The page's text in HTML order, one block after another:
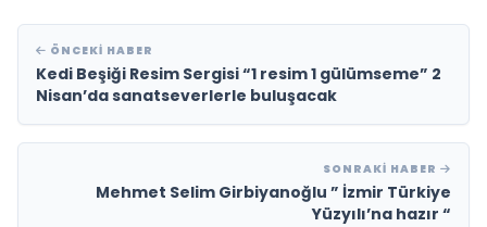
ÖNCEKI HABER
Kedi Beşiği Resim Sergisi “1 resim 1 gülümseme” 2
Nisan’da sanatseverlerle buluşacak
SONRAKI HABER
Mehmet Selim Girbiyanoğlu ” İzmir Türkiye
Yüzyılı’na hazır “